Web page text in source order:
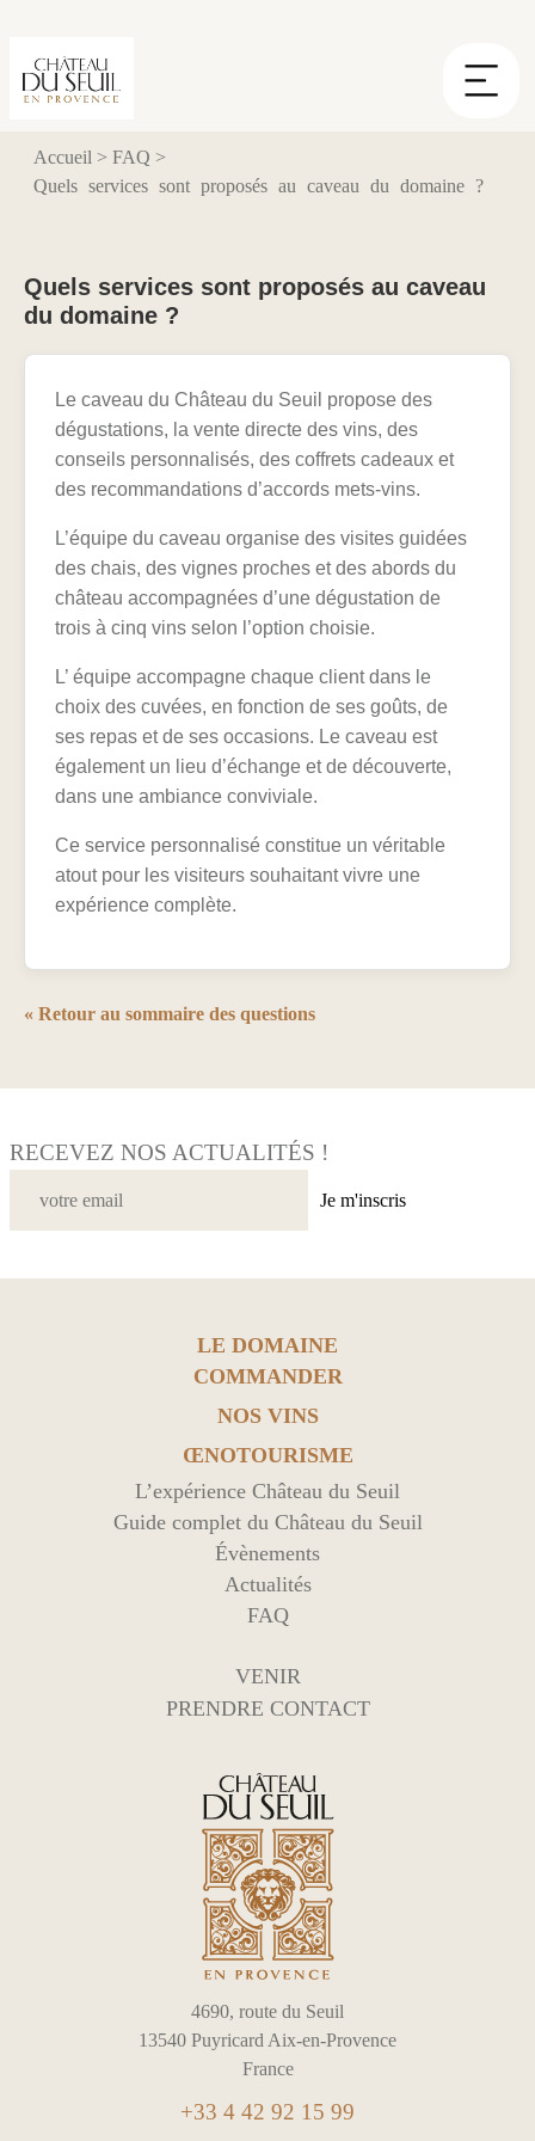
Accueil > FAQ >
Quels services sont proposés au caveau du domaine ?
Quels services sont proposés au caveau
du domaine ?
Le caveau du Château du Seuil propose des
dégustations, la vente directe des vins, des
conseils personnalisés, des coffrets cadeaux et
des recommandations d’accords mets-vins.
L’équipe du caveau organise des visites guidées
des chais, des vignes proches et des abords du
château accompagnées d’une dégustation de
trois à cinq vins selon l’option choisie.
L’ équipe accompagne chaque client dans le
choix des cuvées, en fonction de ses goûts, de
ses repas et de ses occasions. Le caveau est
également un lieu d’échange et de découverte,
dans une ambiance conviviale.
Ce service personnalisé constitue un véritable
atout pour les visiteurs souhaitant vivre une
expérience complète.
« Retour au sommaire des questions
RECEVEZ NOS ACTUALITÉS !
Je m'inscris
LE DOMAINE
COMMANDER
NOS VINS
ŒNOTOURISME
L’expérience Château du Seuil
Guide complet du Château du Seuil
Évènements
Actualités
FAQ
VENIR
PRENDRE CONTACT
4690, route du Seuil
13540 Puyricard Aix-en-Provence
France
+33 4 42 92 15 99